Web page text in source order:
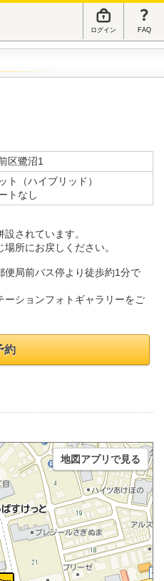
ログイン FAQ
区鷺沼1
ト（ハイブリッド）
トなし
されています。
所にお戻しください。
便局前バス停より徒歩約1分で
ションフォトギャラリーをご
約
地図アプリで見る